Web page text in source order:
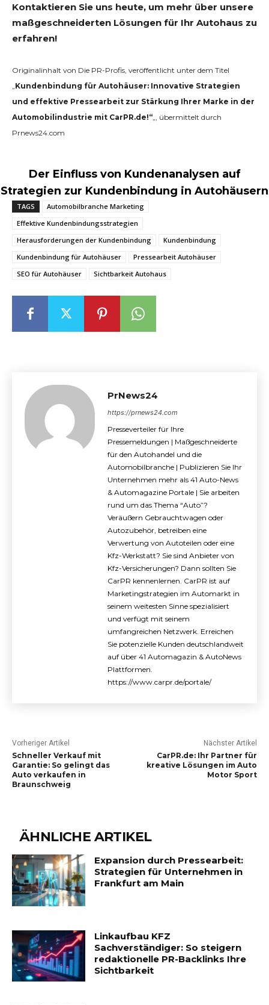
Kontaktieren Sie uns heute, um mehr über unsere
maßgeschneiderten Lösungen für Ihr Autohaus zu
erfahren!
Originalinhalt von Die PR-Profis, veröffentlicht unter dem Titel
„Kundenbindung für Autohäuser: Innovative Strategien
und effektive Pressearbeit zur Stärkung Ihrer Marke in der
Automobilindustrie mit CarPR.de!“„, übermittelt durch
Prnews24.com
Der Einfluss von Kundenanalysen auf
Strategien zur Kundenbindung in Autohäusern
TAGS
Automobilbranche Marketing
Effektive Kundenbindungsstrategien
Herausforderungen der Kundenbindung
Kundenbindung
Kundenbindung für Autohäuser
Pressearbeit Autohäuser
SEO für Autohäuser
Sichtbarkeit Autohaus
PrNews24
https://prnews24.com
Presseverteiler für Ihre
Pressemeldungen | Maßgeschneiderte
für den Autohandel und die
Automobilbranche | Publizieren Sie Ihr
Unternehmen mehr als 41 Auto-News
& Automagazine Portale | Sie arbeiten
rund um das Thema “Auto”?
Veräußern Gebrauchtwagen oder
Autozubehör, betreiben eine
Verwertung von Autoteilen oder eine
Kfz-Werkstatt? Sie sind Anbieter von
Kfz-Versicherungen? Dann sollten Sie
CarPR kennenlernen. CarPR ist auf
Marketingstrategien im Automarkt in
seinem weitesten Sinne spezialisiert
und verfügt mit seinem
umfangreichen Netzwerk. Erreichen
Sie potenzielle Kunden deutschlandweit
auf über 41 Automagazin & AutoNews
Plattformen.
https://www.carpr.de/portale/
Vorheriger Artikel
Schneller Verkauf mit
Garantie: So gelingt das
Auto verkaufen in
Braunschweig
Nächster Artikel
CarPR.de: Ihr Partner für
kreative Lösungen im Auto
Motor Sport
ÄHNLICHE ARTIKEL
Expansion durch Pressearbeit:
Strategien für Unternehmen in
Frankfurt am Main
Linkaufbau KFZ
Sachverständiger: So steigern
redaktionelle PR-Backlinks Ihre
Sichtbarkeit